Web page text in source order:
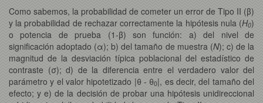
Como sabemos, la probabilidad de cometer un error de Tipo II (β)
y la probabilidad de rechazar correctamente la hipótesis nula (H0)
o potencia de prueba (1-β) son función: a) del nivel de
significación adoptado (α); b) del tamaño de muestra (N); c) de la
magnitud de la desviación típica poblacional del estadístico de
contraste (σ); d) de la diferencia entre el verdadero valor del
parámetro y el valor hipotetizado |θ - θ0|, es decir, del tamaño del
efecto; y e) de la decisión de probar una hipótesis unidireccional